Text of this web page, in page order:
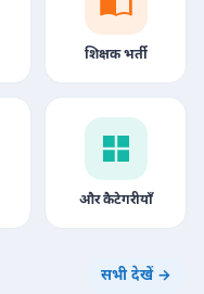
शिक्षक भर्ती
और कैटेगरीयाँ
सभी देखें →